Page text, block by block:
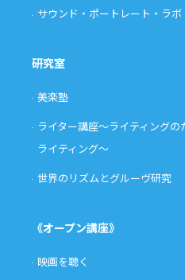
サウンド・ポートレート・ラボ
研究室
美楽塾
ライター講座〜ライティング
ライティング〜
世界のリズムとグルーヴ研究
《オープン講座》
映画を聴く